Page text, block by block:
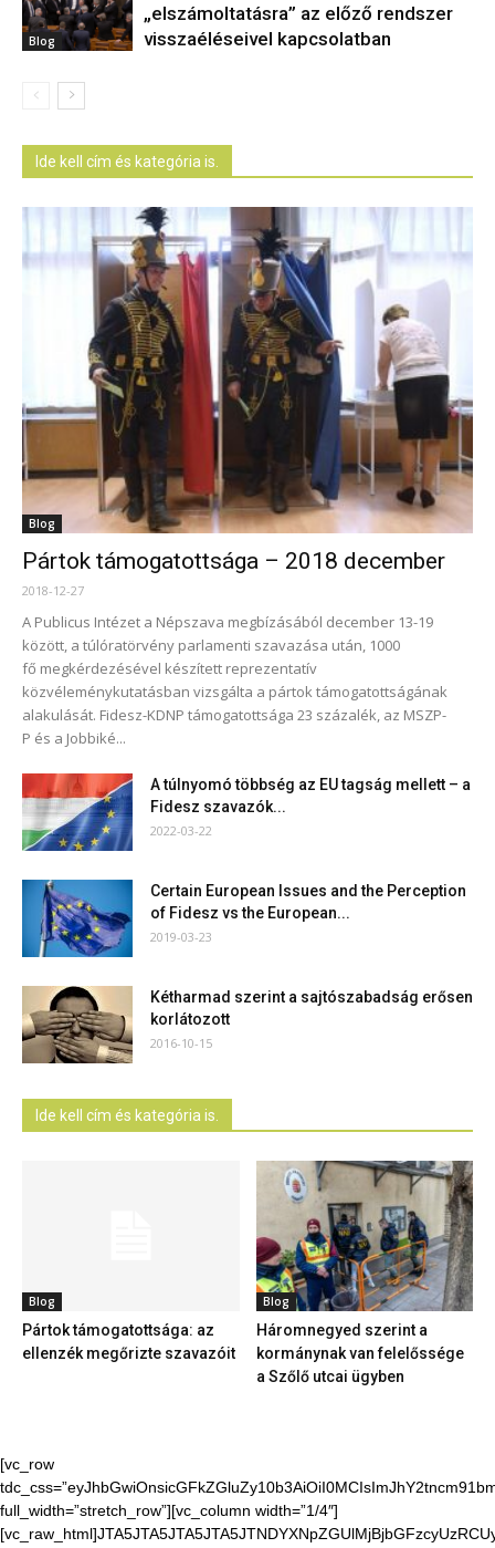
Blog
„elszámoltatásra” az előző rendszer
visszaéléseivel kapcsolatban
Ide kell cím és kategória is.
Blog
Pártok támogatottsága – 2018 december
2018-12-27
A Publicus Intézet a Népszava megbízásából december 13-19
között, a túlóratörvény parlamenti szavazása után, 1000
fő megkérdezésével készített reprezentatív
közvéleménykutatásban vizsgálta a pártok támogatottságának
alakulását. Fidesz-KDNP támogatottsága 23 százalék, az MSZP-
P és a Jobbiké...
A túlnyomó többség az EU tagság mellett – a
Fidesz szavazók...
2022-03-22
Certain European Issues and the Perception
of Fidesz vs the European...
2019-03-23
Kétharmad szerint a sajtószabadság erősen
korlátozott
2016-10-15
Ide kell cím és kategória is.
Blog
Pártok támogatottsága: az
ellenzék megőrizte szavazóit
Blog
Háromnegyed szerint a
kormánynak van felelőssége
a Szőlő utcai ügyben
[vc_row
full_width=”stretch_row”][vc_column width=”1/4″]